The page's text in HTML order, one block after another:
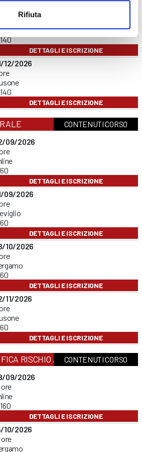
Rifiuta
09/2026
DETTAGLI E ISCRIZIONE
12/2026
DETTAGLI E ISCRIZIONE
CONTENUTI CORSO
09/2026
DETTAGLI E ISCRIZIONE
09/2026
DETTAGLI E ISCRIZIONE
10/2026
DETTAGLI E ISCRIZIONE
11/2026
DETTAGLI E ISCRIZIONE
RISCHIO ALTOCONTENUTI CORSO
09/2026
ore
DETTAGLI E ISCRIZIONE
10/2026
ore